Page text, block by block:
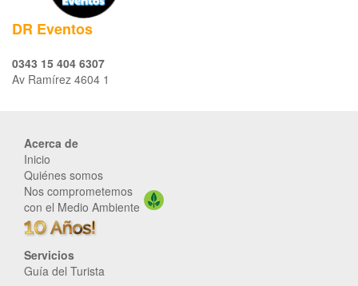
DR Eventos
0343 15 404 6307
Av Ramírez 4604 1
Acerca de
Inicio
Quiénes somos
Nos comprometemos
con el Medio Ambiente
Servicios
Guía del Turista